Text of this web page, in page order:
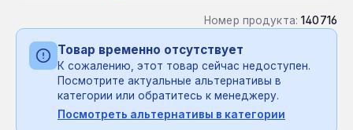
Номер продукта: 140716
Товар временно отсутствует
К сожалению, этот товар сейчас недоступен.
Посмотрите актуальные альтернативы в
категории или обратитесь к менеджеру.
Посмотреть альтернативы в категории